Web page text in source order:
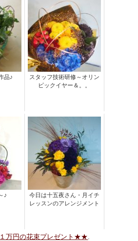
品♪
スタッフ技術研修～オリン
ピックイヤー＆。。
♪
今日は十五夜さん・月イチ
レッスンのアレンジメント
万円の花束プレゼント★★